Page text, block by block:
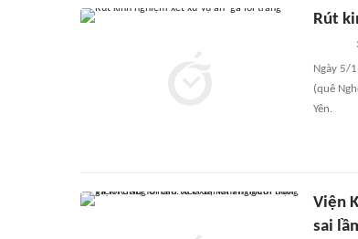
Rút
Ngày 5/
(quê
Yên.
Viện
sai